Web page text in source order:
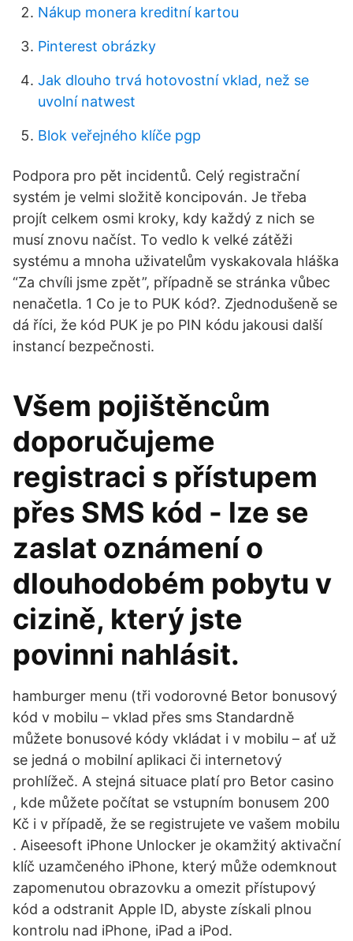
Nákup monera kreditní kartou
Pinterest obrázky
Jak dlouho trvá hotovostní vklad, než se
uvolní natwest
Blok veřejného klíče pgp
Podpora pro pět incidentů. Celý registrační
systém je velmi složitě koncipován. Je třeba
projít celkem osmi kroky, kdy každý z nich se
musí znovu načíst. To vedlo k velké zátěži
systému a mnoha uživatelům vyskakovala hláška
“Za chvíli jsme zpět”, případně se stránka vůbec
nenačetla. 1 Co je to PUK kód?. Zjednodušeně se
dá říci, že kód PUK je po PIN kódu jakousi další
instancí bezpečnosti.
Všem pojištěncům
doporučujeme
registraci s přístupem
přes SMS kód - lze se
zaslat oznámení o
dlouhodobém pobytu v
cizině, který jste
povinni nahlásit.
hamburger menu (tři vodorovné Betor bonusový
kód v mobilu – vklad přes sms Standardně
můžete bonusové kódy vkládat i v mobilu – ať už
se jedná o mobilní aplikaci či internetový
prohlížeč. A stejná situace platí pro Betor casino
, kde můžete počítat se vstupním bonusem 200
Kč i v případě, že se registrujete ve vašem mobilu
. Aiseesoft iPhone Unlocker je okamžitý aktivační
klíč uzamčeného iPhone, který může odemknout
zapomenutou obrazovku a omezit přístupový
kód a odstranit Apple ID, abyste získali plnou
kontrolu nad iPhone, iPad a iPod.